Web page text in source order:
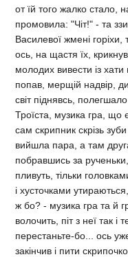
от їй того жалко стало,
промовила: "Чiт!" - та
Василевої жменi
ось, на щастя їх,
молодих вивести iз хати
попав, мерщiй надвiр,
свiт пiднявсь,
Троїста, музика гра, що
сам скрипник скрiзь
вийшла пара, а там
побравшись за
пливуть, тiльки
i хусточками
ж бо? - музика гра та й
волочить, пiт з неї так i
перестаньте-бо... ось
закiнчив i пити